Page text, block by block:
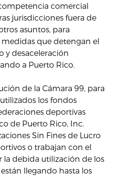
comercial
jurisdicciones fuera de
asuntos, para
que detengan el
y desaceleración
a Puerto Rico.
de la Cámara 99, para
los fondos
deportivas
de Puerto Rico, Inc.
Sin Fines de Lucro
o trabajan con el
la debida utilización de los
llegando hasta los